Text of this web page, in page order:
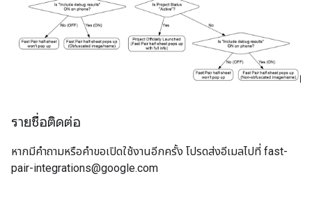
รายชื่อติดต่อ
หากมีคำถามหรือคำขอเปิดใช้งานอีกครั้ง โปรดส่งอีเมลไปที่ fast-
pair-integrations@google.com